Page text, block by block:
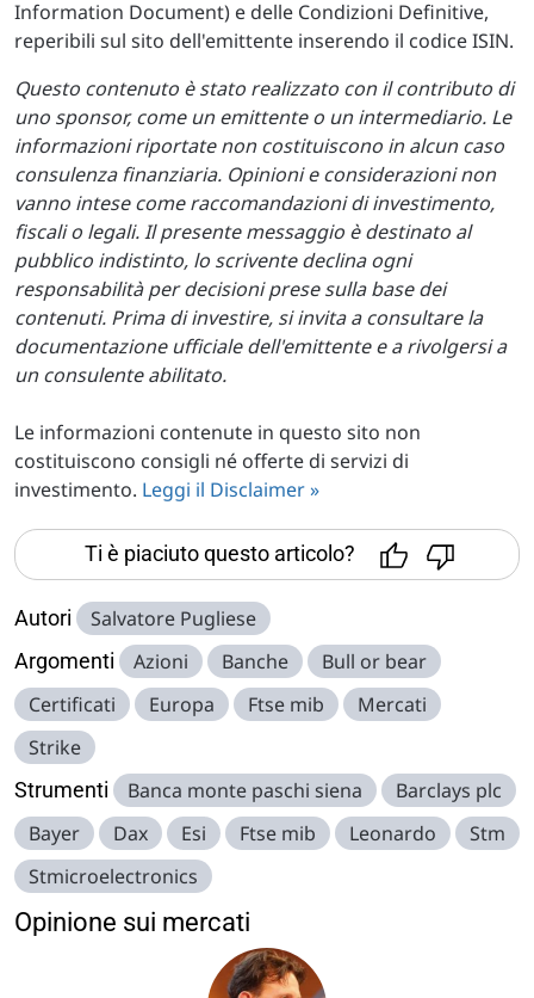
Information Document) e delle Condizioni Definitive,
reperibili sul sito dell'emittente inserendo il codice ISIN.
Questo contenuto è stato realizzato con il contributo di
uno sponsor, come un emittente o un intermediario. Le
informazioni riportate non costituiscono in alcun caso
consulenza finanziaria. Opinioni e considerazioni non
vanno intese come raccomandazioni di investimento,
fiscali o legali. Il presente messaggio è destinato al
pubblico indistinto, lo scrivente declina ogni
responsabilità per decisioni prese sulla base dei
contenuti. Prima di investire, si invita a consultare la
documentazione ufficiale dell'emittente e a rivolgersi a
un consulente abilitato.
Le informazioni contenute in questo sito non
costituiscono consigli né offerte di servizi di
investimento. Leggi il Disclaimer »
Ti è piaciuto questo articolo?
Autori Salvatore Pugliese
Argomenti Azioni Banche
Bull or bear
Certificati
Europa Ftse mib
Mercati
Strike
Strumenti Banca monte paschi siena
Barclays plc
Bayer
Dax Esi Ftse mib Leonardo
Stm
Stmicroelectronics
Opinione sui mercati